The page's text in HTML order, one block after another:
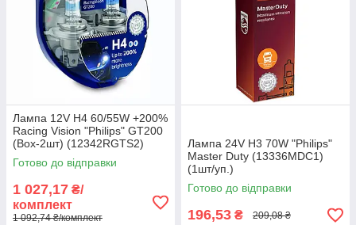
Лампа 12V H4 60/55W +200%
Racing Vision "Philips" GT200
(Box-2шт) (12342RGTS2)
Готово до відправки
1 027,17 ₴/
комплект
1 092,74 ₴/комплект
Лампа 24V H3 70W "Philips"
Master Duty (13336MDC1)
(1шт/уп.)
Готово до відправки
196,53 ₴ 209,08 ₴